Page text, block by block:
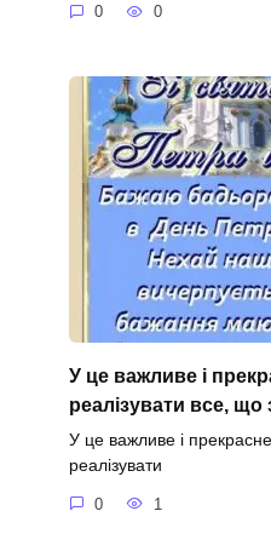
0 0
У це важливе і
реалізувати все, що
У це важливе і
реалізувати
0 1